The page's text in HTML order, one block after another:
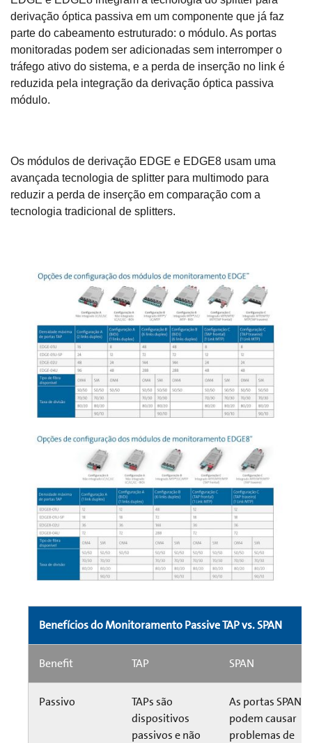
derivação óptica passiva em um componente que já faz
parte do cabeamento estruturado: o módulo. As portas
monitoradas podem ser adicionadas sem interromper o
tráfego ativo do sistema, e a perda de inserção no link é
reduzida pela integração da derivação óptica passiva
módulo.
Os módulos de derivação EDGE e EDGE8 usam uma
avançada tecnologia de splitter para multimodo para
reduzir a perda de inserção em comparação com a
tecnologia tradicional de splitters.
Benefícios do Monitoramento Passive TAP vs. SPAN
Benefit TAP SPAN
Passivo
TAPs são
dispositivos
passivos e não
As portas SPAN
podem causar
problemas de